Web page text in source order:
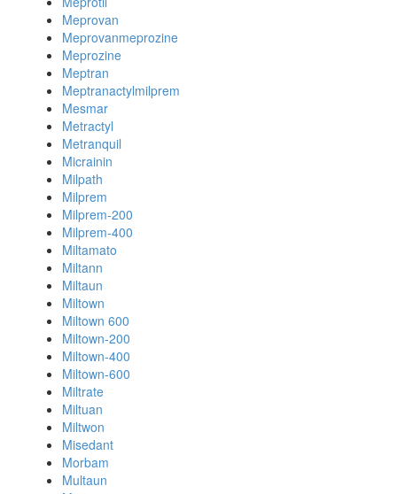
Meprovan
Meprovanmeprozine
Meprozine
Meptran
Meptranactylmilprem
Mesmar
Metractyl
Metranquil
Micrainin
Milpath
Milprem
Milprem-200
Milprem-400
Miltamato
Miltann
Miltaun
Miltown
Miltown 600
Miltown-200
Miltown-400
Miltown-600
Miltrate
Miltuan
Miltwon
Misedant
Morbam
Multaun